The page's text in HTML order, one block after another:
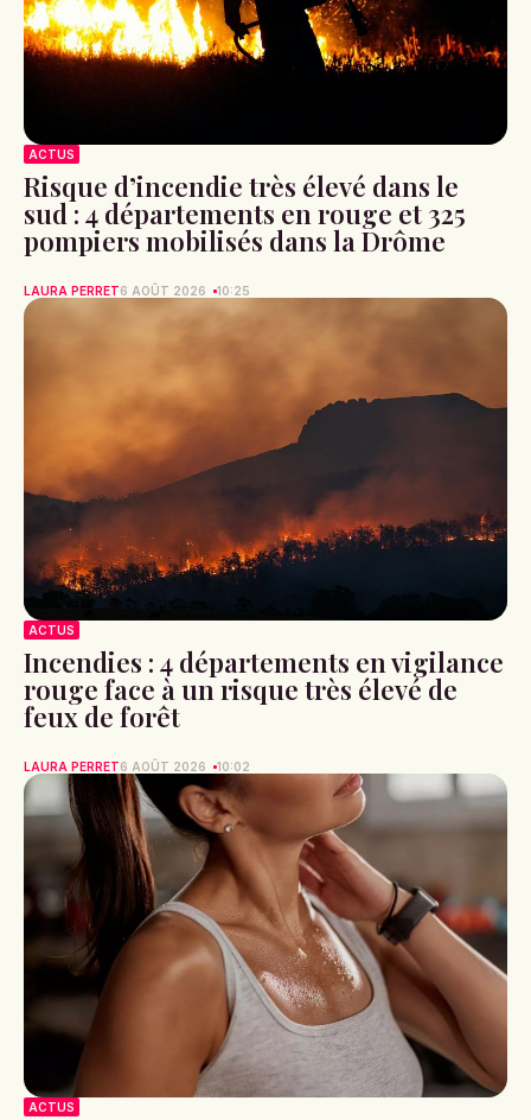
ACTUS
Risque d’incendie très élevé dans le
sud : 4 départements en rouge et 325
pompiers mobilisés dans la Drôme
LAURA PERRET6 AOÛT 2026 10:25
ACTUS
Incendies : 4 départements en vigilance
rouge face à un risque très élevé de
feux de forêt
LAURA PERRET6 AOÛT 2026 10:02
ACTUS